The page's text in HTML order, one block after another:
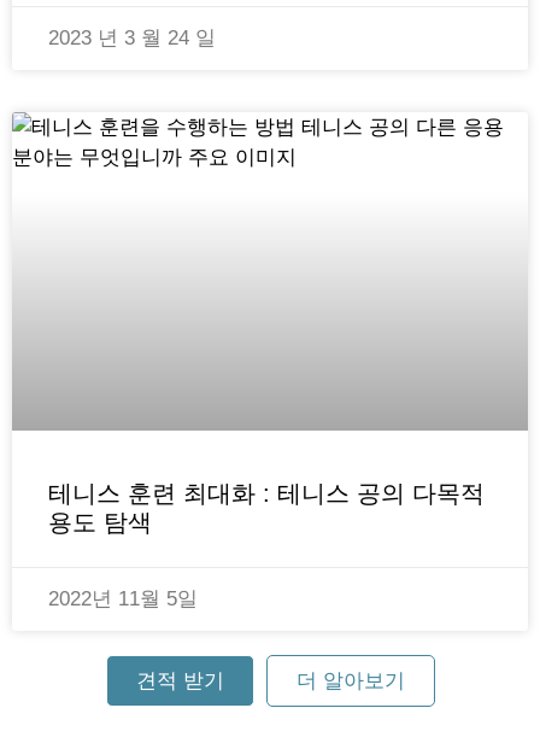
2023 년 3 월 24 일
테니스 훈련 최대화 : 테니스 공의 다목적
용도 탐색
2022년 11월 5일
견적 받기 더 알아보기